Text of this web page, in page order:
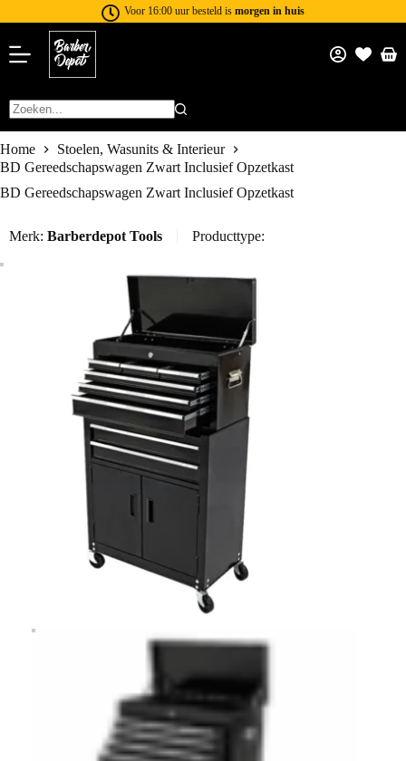
Voor 16:00 uur besteld is morgen in huis
Home
Stoelen, Wasunits & Interieur
BD Gereedschapswagen Zwart Inclusief Opzetkast
BD Gereedschapswagen Zwart Inclusief Opzetkast
Merk: Barberdepot Tools Producttype: